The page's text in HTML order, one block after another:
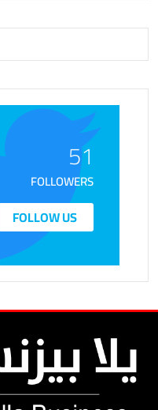
51
FOLLOWERS
FOLLOW US